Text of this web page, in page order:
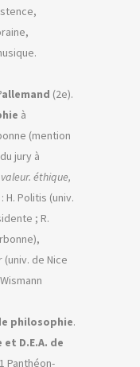
(2e).
à
(mention
jury à
éthique,
H. Politis (univ.
; R.
de Nice
philosophie.
D.E.A. de
Panthéon-